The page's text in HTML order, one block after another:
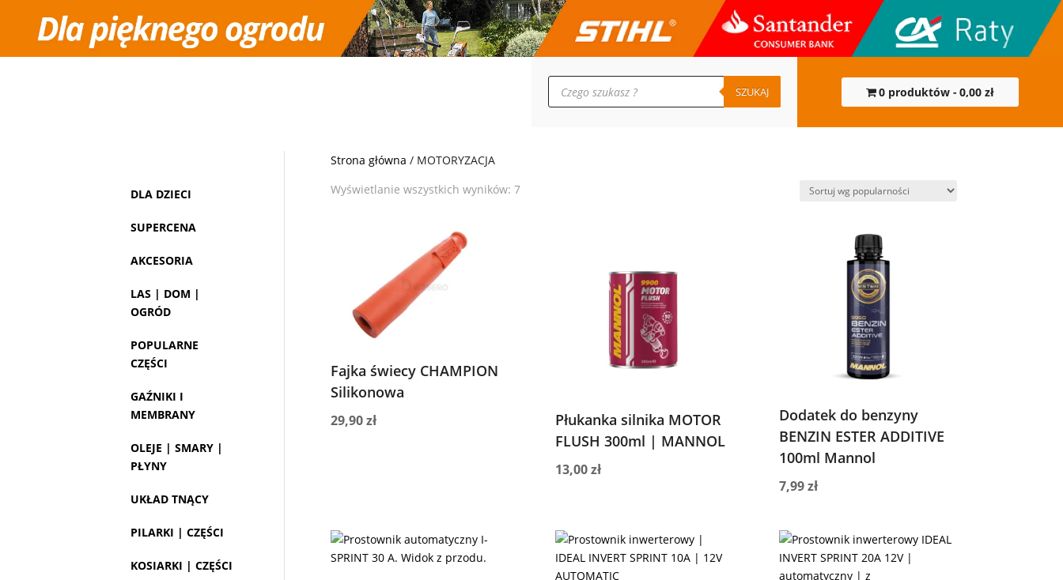
Wyszukiwarka
produktów SZUKAJ 0 produktów 0,00 zł
Strona główna / MOTORYZACJA
Wyświetlanie wszystkich wyników: 7Posortowane
Fajka świecy CHAMPION
Silikonowa
29,90zł
Płukanka silnika MOTOR
FLUSH 300ml | MANNOL
13,00zł
Dodatek do benzyny
BENZIN ESTER ADDITIVE
100ml Mannol
7,99zł
DLA DZIECI
SUPERCENA
AKCESORIA
LAS | DOM |
OGRÓD
POPULARNE
CZĘŚCI
GAŹNIKI I
MEMBRANY
OLEJE | SMARY |
PŁYNY
UKŁAD TNĄCY
PILARKI | CZĘŚCI
KOSIARKI | CZĘŚCI